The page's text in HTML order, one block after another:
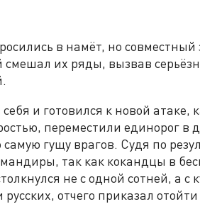
в намёт, но совместный
их ряды, вызвав
и готовился к новой атаке,
переместили единорог в
гущу врагов. Судя по
так как кокандцы в
не с одной сотней, а с
отчего приказал